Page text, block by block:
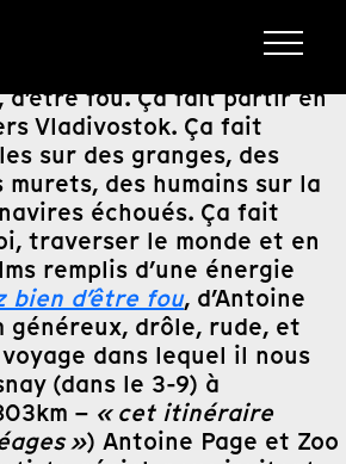
d’être fou. Ça fait partir en
Vladivostok. Ça fait
sur des granges, des
murets, des humains sur la
échoués. Ça fait
traverser le monde et en
remplis d’une énergie
bien d’être fou, d’Antoine
généreux, drôle, rude, et
dans lequel il nous
(dans le 3-9) à
– « cet itinéraire
») Antoine Page et Zoo